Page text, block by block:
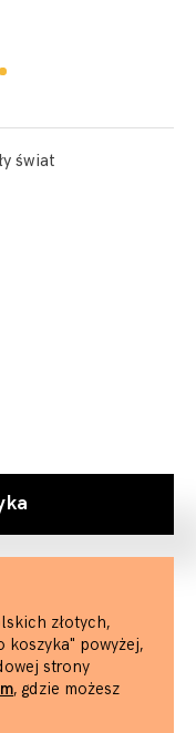
świat
złotych,
koszyka" powyżej,
strony
, gdzie możesz